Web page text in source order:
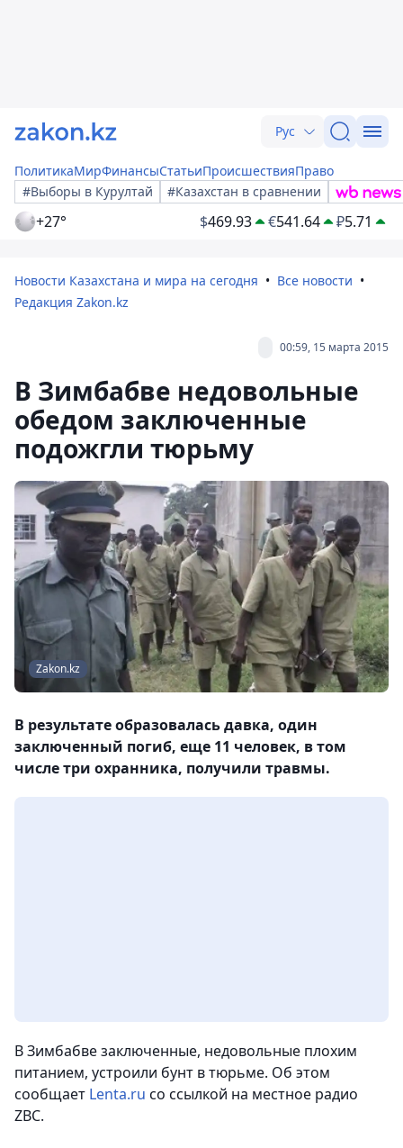
Рус
ПолитикаМирФинансыСтатьиПроисшествияПраво
#Выборы в Курултай
#Казахстан в сравнении
+27° $469.93 €541.64 ₽5.71
Новости Казахстана и мира на сегодня
Все новости
Редакция Zakon.kz
00:59, 15 марта 2015
В Зимбабве недовольные
обедом заключенные
подожгли тюрьму
Zakon.kz
В результате образовалась давка, один
заключенный погиб, еще 11 человек, в том
числе три охранника, получили травмы.
В Зимбабве заключенные, недовольные плохим
питанием, устроили бунт в тюрьме. Об этом
сообщает Lenta.ru со ссылкой на местное радио
ZBC.